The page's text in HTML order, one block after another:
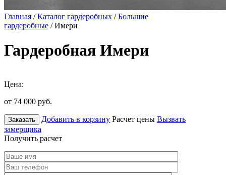
Главная /Каталог гардеробных /Большие
гардеробные / Имери
Гардеробная Имери
Цена:
от 74 000 руб.
Заказать Добавить в корзину Расчет цены Вызвать
замерщика
Получить расчет